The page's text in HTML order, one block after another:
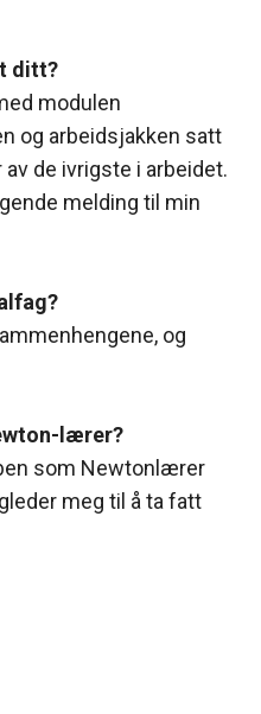
ditt?
modulen
og arbeidsjakken satt
de ivrigste i arbeidet.
melding til min
og
lærer?
som Newtonlærer
meg til å ta fatt